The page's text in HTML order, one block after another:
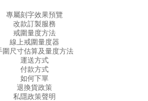
專屬刻字效果預覽
改款訂製服務
戒圍量度方法
線上戒圍量度器
圍尺寸估算及量度方法
運送方式
付款方式
如何下單
退換貨政策
私隱政策聲明